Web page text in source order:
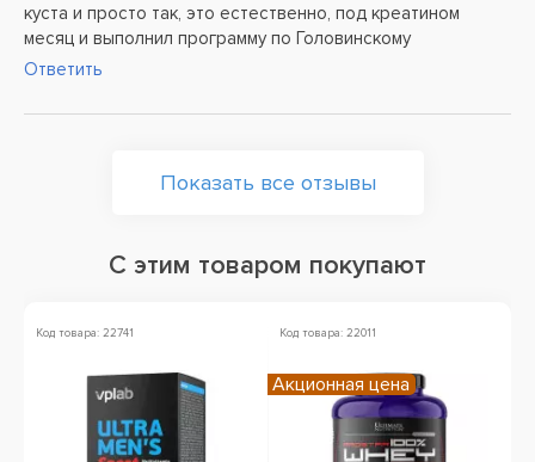
куста и просто так, это естественно, под креатином
месяц и выполнил программу по Головинскому
Ответить
Показать все отзывы
С этим товаром покупают
Код товара: 22741 Код товара: 22011
Акционная цена